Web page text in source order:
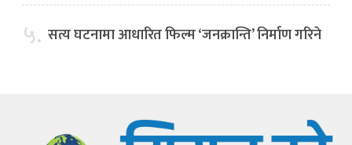
५. सत्य घटनामा आधारित फिल्म ‘जनक्रान्ति’ निर्माण गरिने